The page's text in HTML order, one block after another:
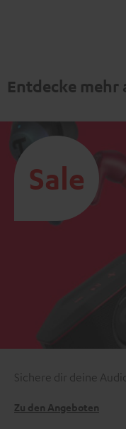
Entdecke mehr
Sichere dir deine
Zu den Angeboten
Sale